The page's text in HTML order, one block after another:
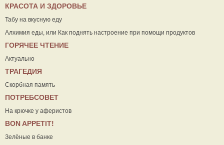
КРАСОТА И ЗДОРОВЬЕ
Табу на вкусную еду
Алхимия еды, или Как поднять настроение при помощи продуктов
ГОРЯЧЕЕ ЧТЕНИЕ
Актуально
ТРАГЕДИЯ
Скорбная память
ПОТРЕБСОВЕТ
На крючке у аферистов
ВON APPETIT!
Зелёные в банке